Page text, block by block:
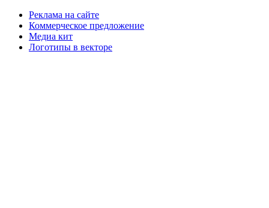
Реклама на сайте
Коммерческое предложение
Медиа кит
Логотипы в векторе